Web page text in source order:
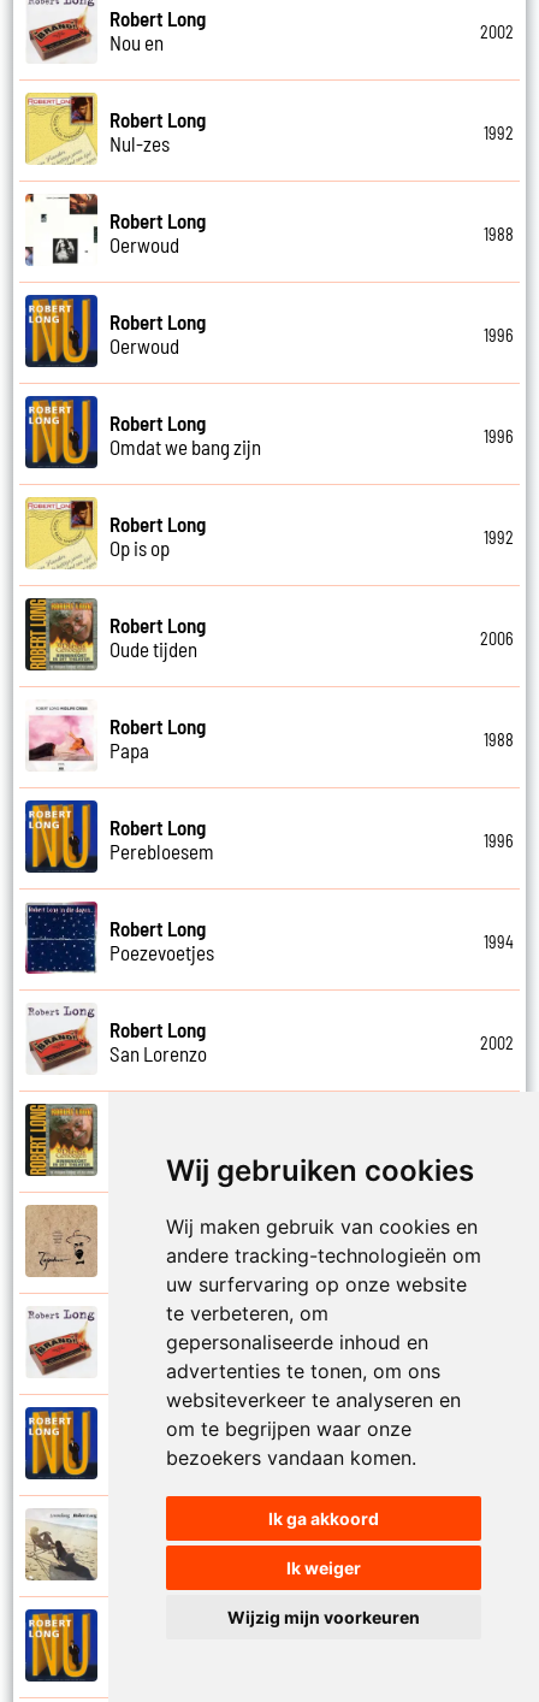
Wij gebruiken cookies
Wij maken gebruik van cookies en
andere tracking-technologieën om
uw surfervaring op onze website
te verbeteren, om
gepersonaliseerde inhoud en
advertenties te tonen, om ons
websiteverkeer te analyseren en
om te begrijpen waar onze
bezoekers vandaan komen.
Ik ga akkoord
Ik weiger
Wijzig mijn voorkeuren
Robert Long
Nou en
2002
Robert Long
Nul-zes
1992
Robert Long
Oerwoud
1988
Robert Long
Oerwoud
1996
Robert Long
Omdat we bang zijn
1996
Robert Long
Op is op
1992
Robert Long
Oude tijden
2006
Robert Long
Papa
1988
Robert Long
Perebloesem
1996
Robert Long
Poezevoetjes
1994
Robert Long
San Lorenzo
2002
Schathemelrijk
Tsjechov (Musical)
Schrappen
Seizoenen
Robert Long
Robert Long